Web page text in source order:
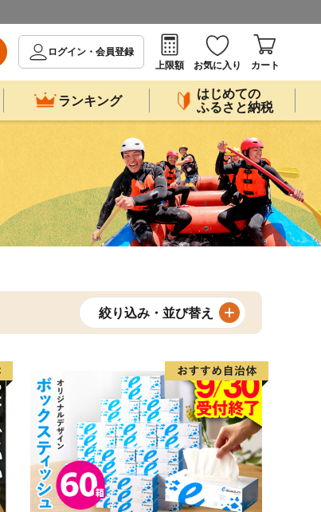
ログイン・会員登録
上限額
お気に入り カート
ランキング
はじめての
ふるさと納税
絞り込み・並び替え